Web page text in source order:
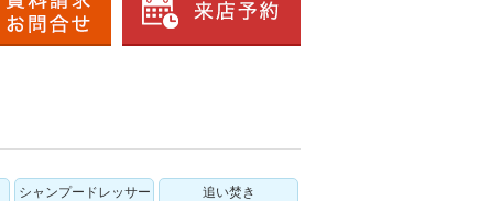
シャンプードレッサー 追い焚き